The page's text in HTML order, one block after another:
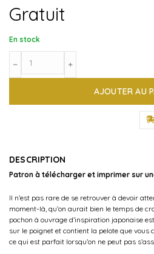
Gratuit
En stock
nomade
﹣ ﹢
AJOUTER AU
DESCRIPTION
Patron à télécharger et imprimer sur
Il n’est pas rare de se retrouver à devoir
moment-là, qu’on aurait bien le temps de
pochon à ouvrage d’inspiration japonaise
sur le poignet et contient la pelote que vous
ce qui est parfait lorsqu’on ne peut pas